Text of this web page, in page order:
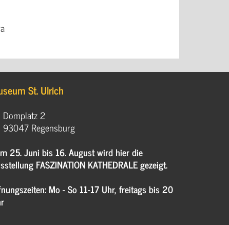
St. Ulrich
Domplatz 2
93047 Regensburg
25. Juni bis 16. August wird hier die
FASZINATION KATHEDRALE gezeigt.
Mo - So 11-17 Uhr, freitags bis 20